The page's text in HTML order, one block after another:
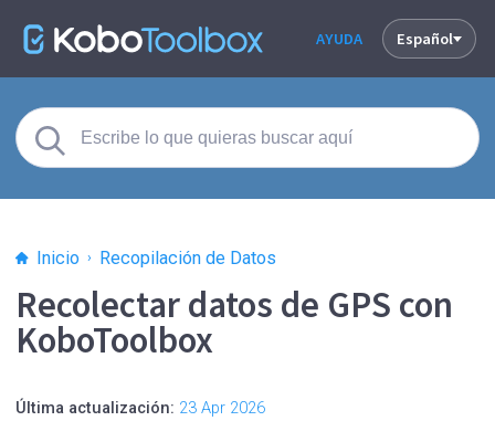
AYUDA Español
Inicio Recopilación de Datos
Recolectar datos de GPS con
KoboToolbox
Última actualización: 23 Apr 2026